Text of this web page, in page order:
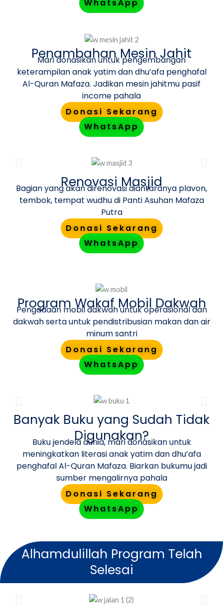
WhatsApp
Penambahan Mesin Jahit
Mari donasikan untuk pengembangan
keterampilan anak yatim dan dhu’afa penghafal
Al-Quran Mafaza. Jadikan mesin jahitmu pasif
income pahala
Donasi Sekarang
WhatsApp
Renovasi Masjid
Bagian yang akan direnovasi diantaranya plavon,
tembok, tempat wudhu di Panti Asuhan Mafaza
Putra
Donasi Sekarang
WhatsApp
Program Wakaf Mobil Dakwah
Pengadaan mobil dakwah untuk operasional dan
dakwah serta untuk pendistribusian makan dan air
minum santri
Donasi Sekarang
WhatsApp
Banyak Buku yang Sudah Tidak
Digunakan?
Buku jendela dunia, mari donasikan untuk
meningkatkan literasi anak yatim dan dhu’afa
penghafal Al-Quran Mafaza. Biarkan bukumu jadi
sumber mengalirnya pahala
Donasi Sekarang
WhatsApp
Alhamdulillah Program Telah
Selesai